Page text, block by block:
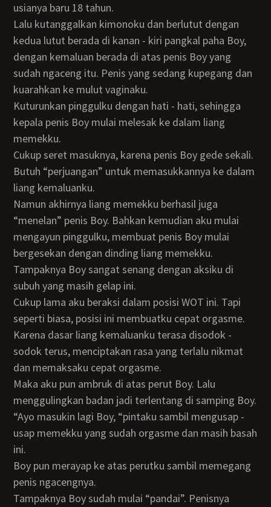
usianya baru 18 tahun.
Lalu kutanggalkan kimonoku dan berlutut dengan
kedua lutut berada di kanan - kiri pangkal paha Boy,
dengan kemaluan berada di atas penis Boy yang
sudah ngaceng itu. Penis yang sedang kupegang dan
kuarahkan ke mulut vaginaku.
Kuturunkan pinggulku dengan hati - hati, sehingga
kepala penis Boy mulai melesak ke dalam liang
memekku.
Cukup seret masuknya, karena penis Boy gede sekali.
Butuh “perjuangan” untuk memasukkannya ke dalam
liang kemaluanku.
Namun akhirnya liang memekku berhasil juga
“menelan” penis Boy. Bahkan kemudian aku mulai
mengayun pinggulku, membuat penis Boy mulai
bergesekan dengan dinding liang memekku.
Tampaknya Boy sangat senang dengan aksiku di
subuh yang masih gelap ini.
Cukup lama aku beraksi dalam posisi WOT ini. Tapi
seperti biasa, posisi ini membuatku cepat orgasme.
Karena dasar liang kemaluanku terasa disodok -
sodok terus, menciptakan rasa yang terlalu nikmat
dan memaksaku cepat orgasme.
Maka aku pun ambruk di atas perut Boy. Lalu
menggulingkan badan jadi terlentang di samping Boy.
“Ayo masukin lagi Boy, “pintaku sambil mengusap -
usap memekku yang sudah orgasme dan masih basah
ini.
Boy pun merayap ke atas perutku sambil memegang
penis ngacengnya.
Tampaknya Boy sudah mulai “pandai”. Penisnya